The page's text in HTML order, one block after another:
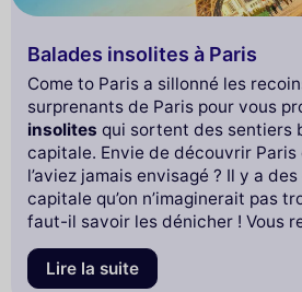
Balades insolites à Paris
Come to Paris a sillonné les
surprenants de Paris pour vous
insolites qui sortent des sentiers
capitale. Envie de découvrir Paris
l’aviez jamais envisagé ? Il y a
capitale qu’on n’imaginerait pas
faut-il savoir les dénicher ! Vous
idées de balades insolites et
aider à aller à la rencontre des
Lire la suite